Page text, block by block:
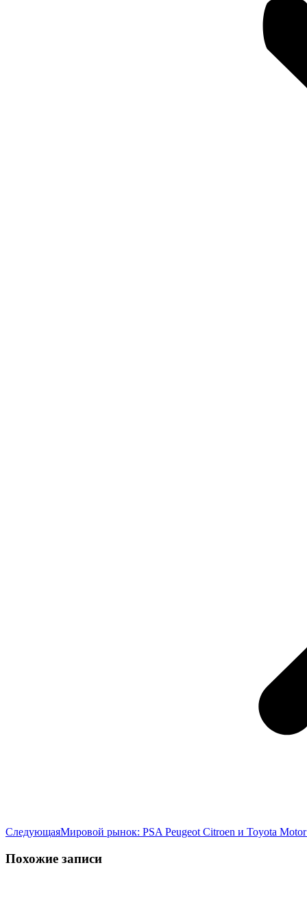
СледующаяСледующая
Мировой рынок: PSA Peugeot Citroen и Toyota
Похожие записи